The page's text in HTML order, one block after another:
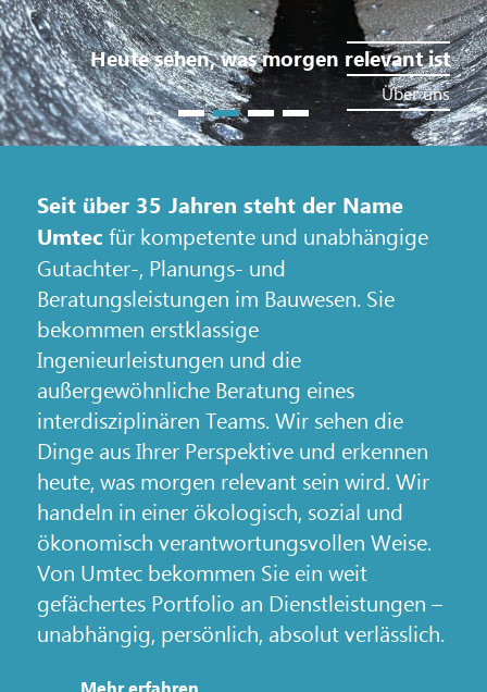
Jobs
Karriere bei Umtec
Verantwortung für die Zukunft
Heute sehen, was morgen relevant ist
Über uns
Deponien, Geotechnik & Infrastruktur
Wir nutzen Synergieeffekte
Blocklanddeponie, DBS
Sanierung Petroleumhafen, Hamburg
Altlasten l Boden l Grundwasser
Seit über 35 Jahren steht der Name
Umtec für kompetente und unabhängige
Gutachter-, Planungs- und
Beratungsleistungen im Bauwesen. Sie
bekommen erstklassige
Ingenieurleistungen und die
außergewöhnliche Beratung eines
interdisziplinären Teams. Wir sehen die
Dinge aus Ihrer Perspektive und erkennen
heute, was morgen relevant sein wird. Wir
handeln in einer ökologisch, sozial und
ökonomisch verantwortungsvollen Weise.
Von Umtec bekommen Sie ein weit
gefächertes Portfolio an Dienstleistungen –
unabhängig, persönlich, absolut verlässlich.